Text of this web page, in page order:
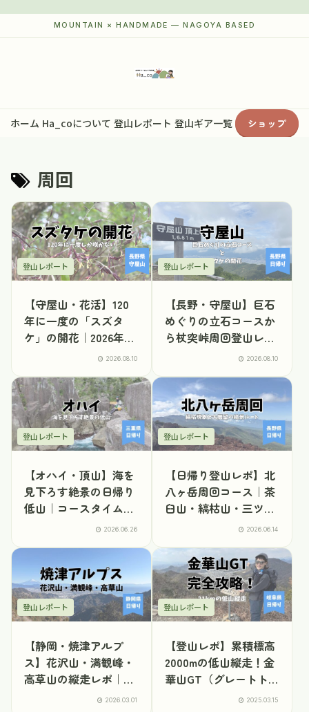
ホーム Ha_coについて 登山レポート 登山ギア一覧 ショップ
周回
登山レポート
【守屋山・花活】120
年に一度の「スズタ
ケ」の開花｜2026年長
2026.08.10
登山レポート
【長野・守屋山】巨石
めぐりの立石コースか
ら杖突峠周回登山レポ
｜駐車場・アクセス・
2026.08.10
登山レポート
【オハイ・頂山】海を
見下ろす絶景の日帰り
低山｜コースタイム・
駐車場・アクセス（三
2026.06.26
登山レポート
【日帰り登山レポ】北
八ヶ岳周回コース｜茶
臼山・縞枯山・三ツ
岳・北横岳・大岳・双
2026.06.14
登山レポート
【静岡・焼津アルプ
ス】花沢山・満観峰・
高草山の縦走レポ｜コ
ースタイム・駐車場ま
2026.03.01
登山レポート
【登山レポ】累積標高
2000mの低山縦走！金
華山GT（グレートト
ラバース）に挑戦2025.03.15